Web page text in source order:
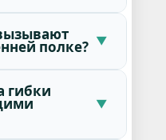
полке?
гибки